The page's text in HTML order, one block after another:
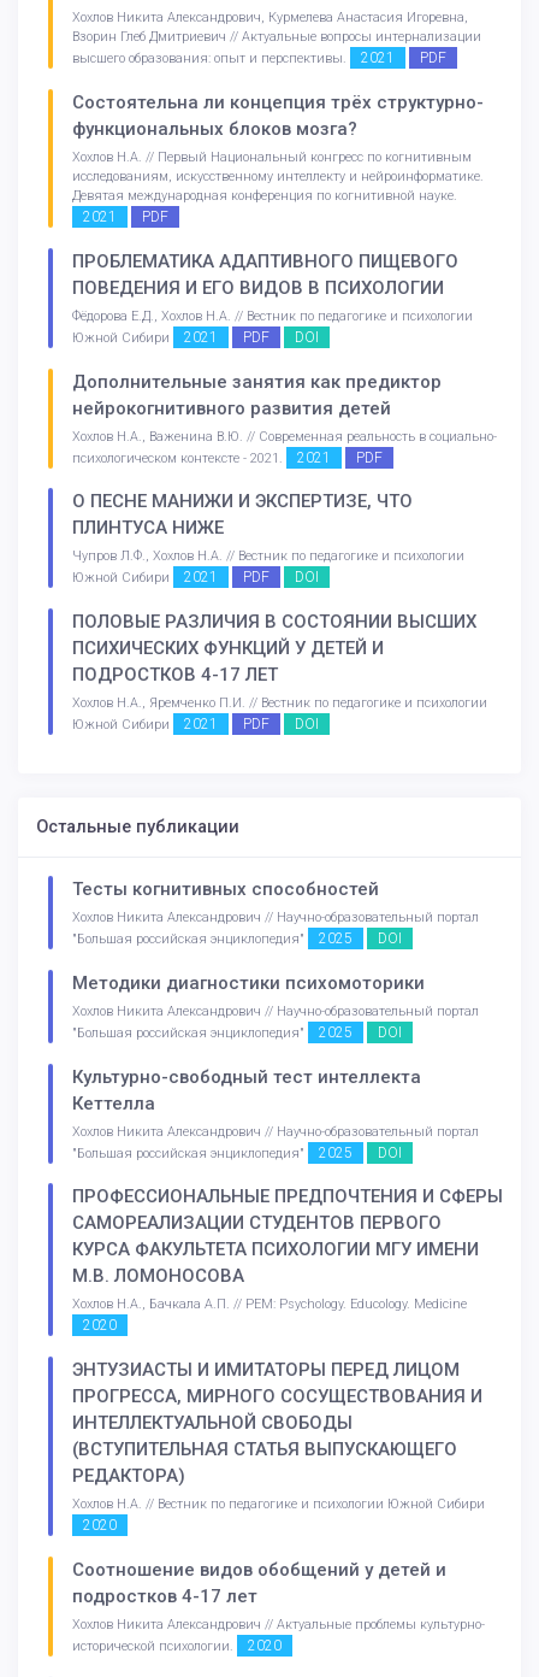
Хохлов Никита Александрович, Курмелева Анастасия Игоревна,
Взорин Глеб Дмитриевич // Актуальные вопросы интернализации
высшего образования: опыт и перспективы.
2021 PDF
Состоятельна ли концепция трёх структурно-
функциональных блоков мозга?
Хохлов Н.А. // Первый Национальный конгресс по когнитивным
исследованиям, искусственному интеллекту и нейроинформатике.
Девятая международная конференция по когнитивной науке.
2021 PDF
ПРОБЛЕМАТИКА АДАПТИВНОГО ПИЩЕВОГО
ПОВЕДЕНИЯ И ЕГО ВИДОВ В ПСИХОЛОГИИ
Фёдорова Е.Д., Хохлов Н.А. // Вестник по педагогике и психологии
Южной Сибири
2021 PDF DOI
Дополнительные занятия как предиктор
нейрокогнитивного развития детей
Хохлов Н.А., Важенина В.Ю. // Современная реальность в социально-
психологическом контексте - 2021.
2021 PDF
О ПЕСНЕ МАНИЖИ И ЭКСПЕРТИЗЕ, ЧТО
ПЛИНТУСА НИЖЕ
Чупров Л.Ф., Хохлов Н.А. // Вестник по педагогике и психологии
Южной Сибири
2021 PDF DOI
ПОЛОВЫЕ РАЗЛИЧИЯ В СОСТОЯНИИ ВЫСШИХ
ПСИХИЧЕСКИХ ФУНКЦИЙ У ДЕТЕЙ И
ПОДРОСТКОВ 4-17 ЛЕТ
Хохлов Н.А., Яремченко П.И. // Вестник по педагогике и психологии
Южной Сибири
2021 PDF DOI
Остальные публикации
Тесты когнитивных способностей
Хохлов Никита Александрович // Научно-образовательный портал
"Большая российская энциклопедия"
2025 DOI
Методики диагностики психомоторики
Хохлов Никита Александрович // Научно-образовательный портал
"Большая российская энциклопедия"
2025 DOI
Культурно-свободный тест интеллекта
Кеттелла
Хохлов Никита Александрович // Научно-образовательный портал
"Большая российская энциклопедия"
2025 DOI
ПРОФЕССИОНАЛЬНЫЕ ПРЕДПОЧТЕНИЯ И СФЕРЫ
САМОРЕАЛИЗАЦИИ СТУДЕНТОВ ПЕРВОГО
КУРСА ФАКУЛЬТЕТА ПСИХОЛОГИИ МГУ ИМЕНИ
М.В. ЛОМОНОСОВА
Хохлов Н.А., Бачкала А.П. // PEM: Psychology. Educology. Medicine
2020
ЭНТУЗИАСТЫ И ИМИТАТОРЫ ПЕРЕД ЛИЦОМ
ПРОГРЕССА, МИРНОГО СОСУЩЕСТВОВАНИЯ И
ИНТЕЛЛЕКТУАЛЬНОЙ СВОБОДЫ
(ВСТУПИТЕЛЬНАЯ СТАТЬЯ ВЫПУСКАЮЩЕГО
РЕДАКТОРА)
Хохлов Н.А. // Вестник по педагогике и психологии Южной Сибири
2020
Соотношение видов обобщений у детей и
подростков 4-17 лет
Хохлов Никита Александрович // Актуальные проблемы культурно-
исторической психологии.
2020